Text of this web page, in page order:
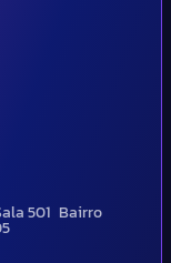
501 Bairro